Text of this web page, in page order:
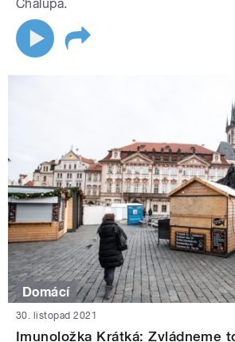
Chalupa.
Domácí
30. listopad 2021
Imunoložka Krátká: Zvládneme